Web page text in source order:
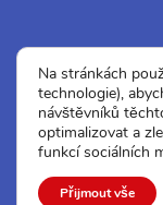
Na stránkách
technologie),
návštěvníků
optimalizovat a
funkcí sociálních
Přijmout vše